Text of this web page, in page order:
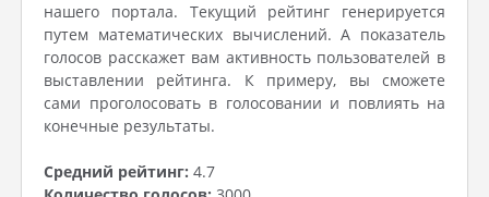
нашего портала. Текущий рейтинг генерируется
путем математических вычислений. А показатель
голосов расскажет вам активность пользователей в
выставлении рейтинга. К примеру, вы сможете
сами проголосовать в голосовании и повлиять на
конечные результаты.
Средний рейтинг: 4.7